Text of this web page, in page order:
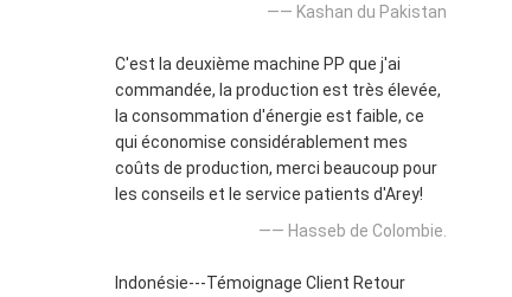
—— Kashan du Pakistan
C'est la deuxième machine PP que j'ai
commandée, la production est très élevée,
la consommation d'énergie est faible, ce
qui économise considérablement mes
coûts de production, merci beaucoup pour
les conseils et le service patients d'Arey!
—— Hasseb de Colombie.
Indonésie---Témoignage Client Retour